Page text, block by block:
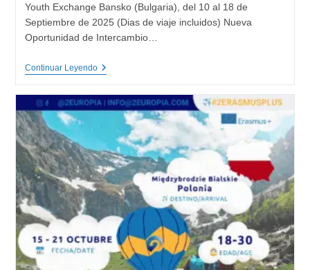
Youth Exchange Bansko (Bulgaria), del 10 al 18 de
Septiembre de 2025 (Dias de viaje incluidos) Nueva
Oportunidad de Intercambio…
Continuar LeyendoEcoChallenge:
Sustainable
Future